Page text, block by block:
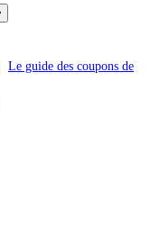
Le guide des coupons de